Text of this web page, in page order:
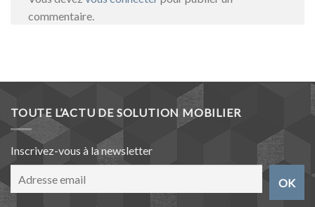
commentaire.
TOUTE L’ACTU DE SOLUTION MOBILIER
Inscrivez-vous à la newsletter